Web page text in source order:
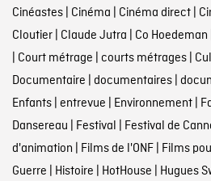
Cinéastes| Cinéma | Cinéma direct|
Cloutier| Claude Jutra | Co Hoedeman
| Court métrage | courts métrages|
Documentaire | documentaires|
Enfants| entrevue | Environnement|
Dansereau | Festival | Festival de
d'animation | Films de l'ONF| Films
Guerre | Histoire | HotHouse | Hugues